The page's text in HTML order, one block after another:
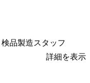
品製造スタッフ
詳細を表示